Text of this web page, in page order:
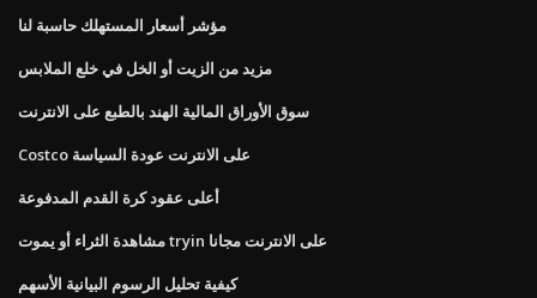
مؤشر أسعار المستهلك حاسبة لنا
مزيد من الزيت أو الخل في خلع الملابس
سوق الأوراق المالية الهند بالطبع على الانترنت
Costco على الانترنت عودة السياسة
أعلى عقود كرة القدم المدفوعة
مشاهدة الثراء أو يموت tryin على الانترنت مجانا
كيفية تحليل الرسوم البيانية الأسهم